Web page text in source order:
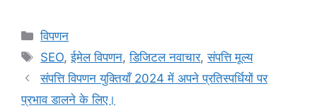
Categories
विपणन
Tags
SEO,ईमेल विपणन,डिजिटल नवाचार,संपत्ति मूल्य
संपत्ति विपणन युक्तियाँ 2024 में अपने प्रतिस्पर्धियों पर
प्रभाव डालने के लिए।